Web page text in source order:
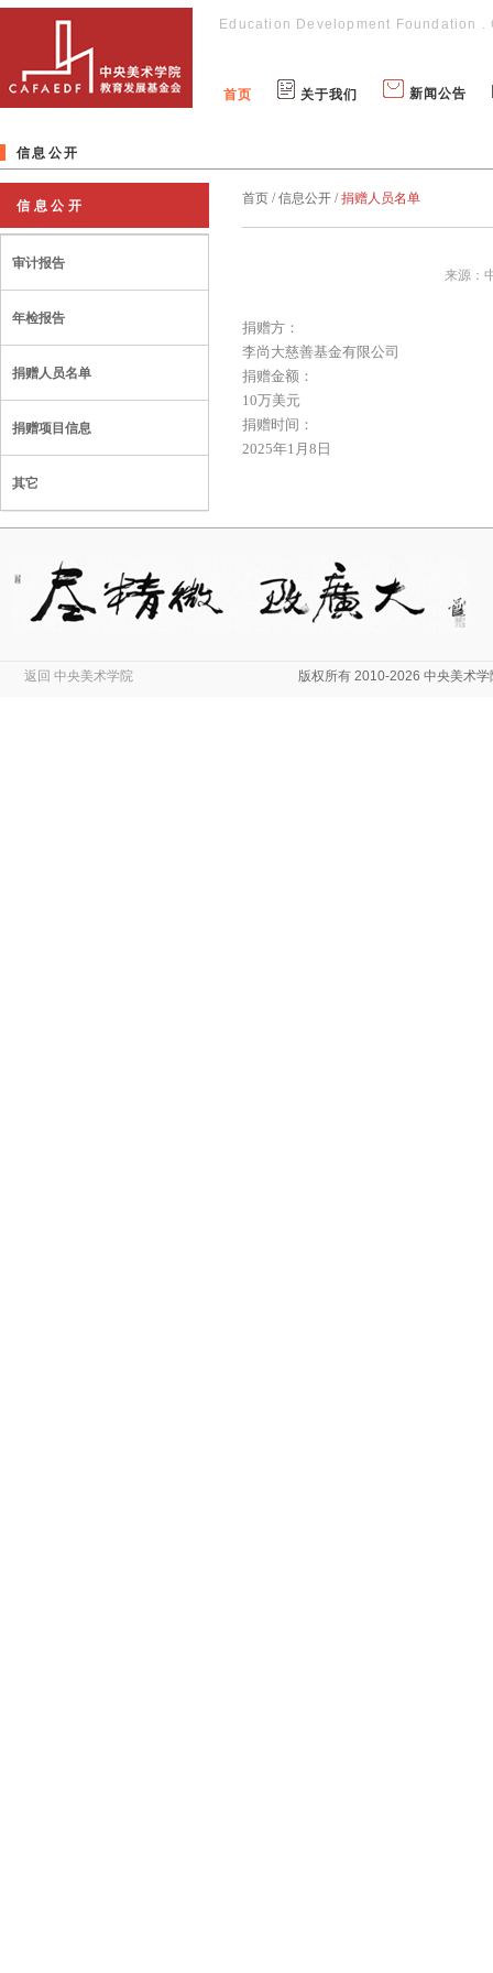
Education Development Foundation .
首页 关于我们 新闻公告
信息公开
信息公开
审计报告
年检报告
捐赠人员名单
捐赠项目信息
其它
首页 /信息公开 /捐赠人员名单
来源：
捐赠方：
李尚大慈善基金有限公司
捐赠金额：
10万美元
捐赠时间：
2025年1月8日
返回 中央美术学院 版权所有 2010-2026 中央美术学院 Copyright